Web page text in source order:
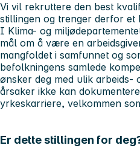
Vi vil rekruttere den best
stillingen og trenger derfor et
I Klima- og
mål om å være en
mangfoldet i samfunnet og
befolkningens samlede
ønsker deg med ulik arbeids-
årsaker ikke kan
yrkeskarriere, velkommen
Er dette stillingen for